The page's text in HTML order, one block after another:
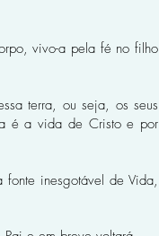
vivo-a pela fé no filho
terra, ou seja, os seus
é a vida de Cristo e por
inesgotável de Vida,